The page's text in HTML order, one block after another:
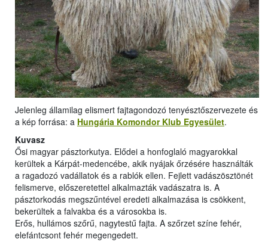
Jelenleg államilag elismert fajtagondozó tenyésztőszervezete és
a kép forrása: a Hungária Komondor Klub Egyesület.
Kuvasz
Ősi magyar pásztorkutya. Elődei a honfoglaló magyarokkal
kerültek a Kárpát-medencébe, akik nyájak őrzésére használták
a ragadozó vadállatok és a rablók ellen. Fejlett vadászösztönét
felismerve, előszeretettel alkalmazták vadászatra is. A
pásztorkodás megszűntével eredeti alkalmazása is csökkent,
bekerültek a falvakba és a városokba is.
Erős, hullámos szőrű, nagytestű fajta. A szőrzet színe fehér,
elefántcsont fehér megengedett.